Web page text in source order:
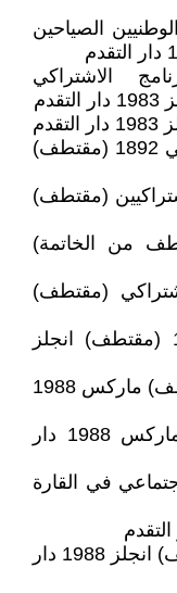
الصياحين
الاشتراكي
رسالة الى بول لافارغ 12 تشرين الثاني 1892 (مقتطف)
(مقتطف)
من الخاتمة)
(مقتطف)
رسالة الى بول لافارغ 6 آذار 1894 (مقتطف) انجلز
مناقشات لاندتاغ الرين السادس (مقتطف) ماركس 1988
تبربر المراسل الموزيلي (مقتطف) ماركس 1988 دار
في القارة
حال الطبقة العاملة في انكلترا (مقتطف) انجلز 1988 دار